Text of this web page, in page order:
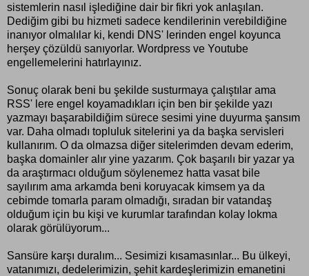
sistemlerin nasıl işlediğine dair bir fikri yok anlaşılan.
Dediğim gibi bu hizmeti sadece kendilerinin verebildiğine
inanıyor olmalılar ki, kendi DNS' lerinden engel koyunca
herşey çözüldü sanıyorlar. Wordpress ve Youtube
engellemelerini hatırlayınız.
Sonuç olarak beni bu şekilde susturmaya çalıştılar ama
RSS' lere engel koyamadıkları için ben bir şekilde yazı
yazmayı başarabildiğim sürece sesimi yine duyurma şansım
var. Daha olmadı topluluk sitelerini ya da başka servisleri
kullanırım. O da olmazsa diğer sitelerimden devam ederim,
başka domainler alır yine yazarım. Çok başarılı bir yazar ya
da araştırmacı olduğum söylenemez hatta vasat bile
sayılırım ama arkamda beni koruyacak kimsem ya da
cebimde tomarla param olmadığı, sıradan bir vatandaş
olduğum için bu kişi ve kurumlar tarafından kolay lokma
olarak görülüyorum...
Sansüre karşı duralım... Sesimizi kısamasınlar... Bu ülkeyi,
vatanımızı, dedelerimizin, şehit kardeşlerimizin emanetini